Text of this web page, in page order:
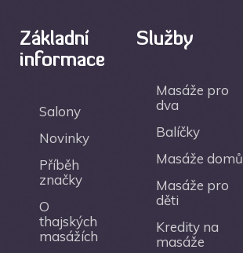
Základní
informace
Salony
Novinky
Příběh
značky
O
thajských
masážích
Služby
Masáže pro
dva
Balíčky
Masáže domů
Masáže pro
děti
Kredity na
masáže